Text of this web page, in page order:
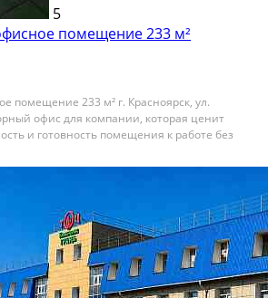
5
помещение 233 м²
помещение 233 м² г. Красноярск, ул.
офис для компании, которая ценит
и готовность помещения к работе без
Общая площадь — 233 м²: • Большой зал
кабинета • Зона для...
Класс здания: Не указывать; Сдает: